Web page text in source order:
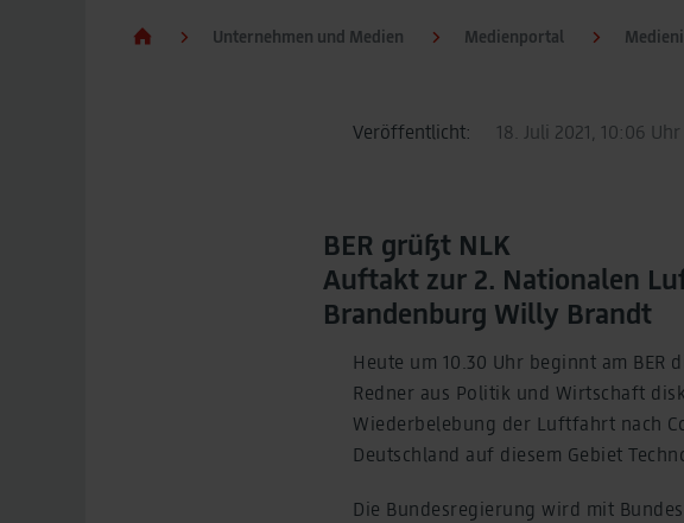
Unternehmen und Medien Medienportal
Veröffentlicht: 18. Juli 2021, 10:06 Uhr
BER grüßt NLK
Auftakt zur 2. Nationalen
Brandenburg Willy Brandt
Heute um 10.30 Uhr beginnt am
Redner aus Politik und Wirtschaft
Wiederbelebung der Luftfahrt nach
Deutschland auf diesem Gebiet
Die Bundesregierung wird mit